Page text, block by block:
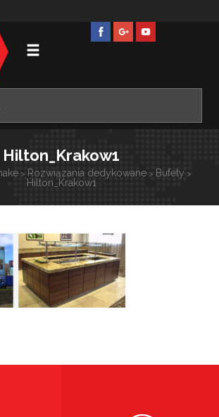
Hilton_Krakow1
> Rozwiązania dedykowane> Bufety >
Hilton_Krakow1